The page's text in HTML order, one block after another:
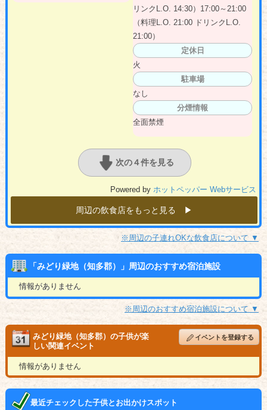
リンクL.O. 14:30）17:00～21:00
（料理L.O. 21:00 ドリンクL.O.
21:00）
定休日
火
駐車場
なし
分煙情報
全面禁煙
次の４件を見る
Powered by ホットペッパー Webサービス
周辺の飲食店をもっと見る ▶︎
※周辺の子連れOKな飲食店について ▼
「みどり緑地（知多郡）」周辺のおすすめ宿泊施設
情報がありません
※周辺のおすすめ宿泊施設について ▼
みどり緑地（知多郡）の子供が楽
しい関連イベント
イベントを登録する
情報がありません
最近チェックした子供とお出かけスポット